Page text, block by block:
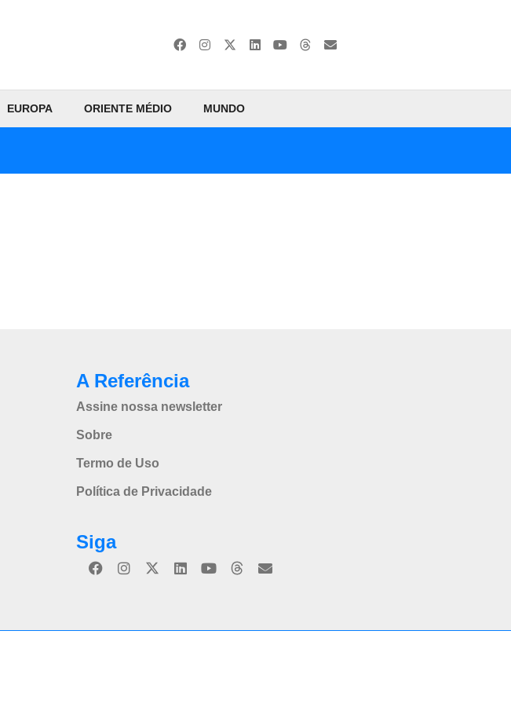
EUROPA ORIENTE MÉDIO MUNDO
A Referência
Assine nossa newsletter
Sobre
Termo de Uso
Política de Privacidade
Siga